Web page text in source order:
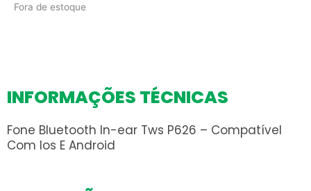
Fora de estoque
INFORMAÇÕES TÉCNICAS
Fone Bluetooth In-ear Tws P626 – Compatível
Com Ios E Android